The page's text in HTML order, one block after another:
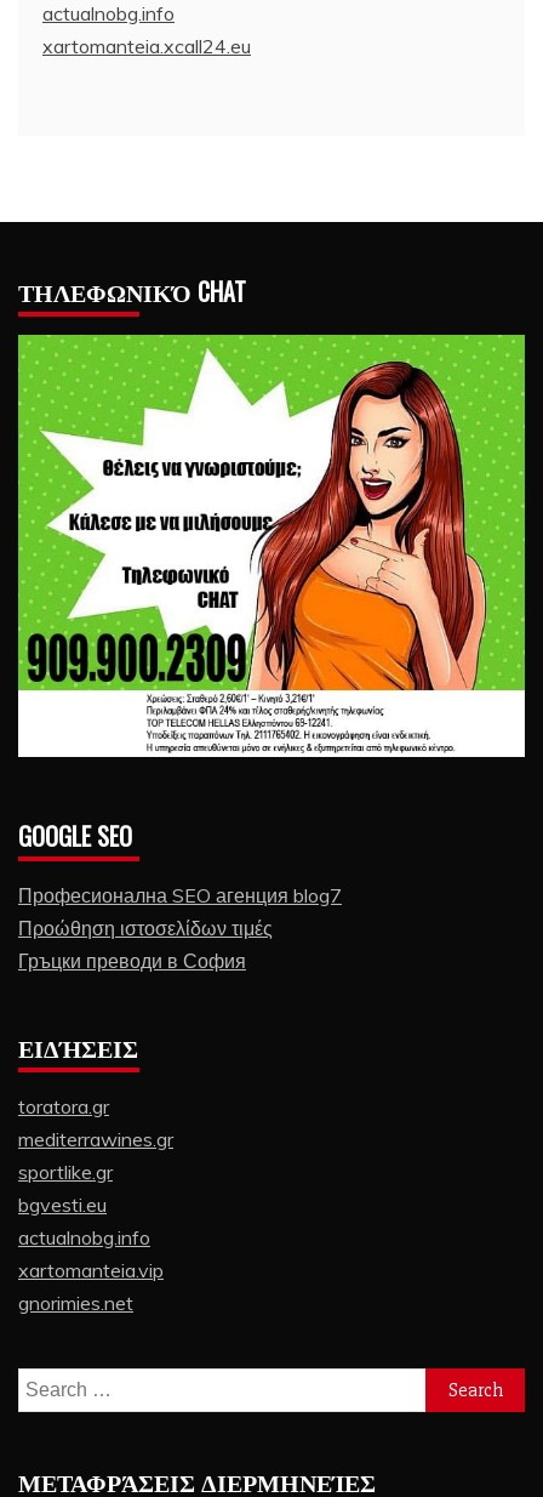
actualnobg.info
xartomanteia.xcall24.eu
ΤΗΛΕΦΩΝΙΚΌ CHAT
GOOGLE SEO
Професионална SEO агенция blog7
Προώθηση ιστοσελίδων τιμές
Гръцки преводи в София
ΕΙΔΉΣΕΙΣ
toratora.gr
mediterrawines.gr
sportlike.gr
bgvesti.eu
actualnobg.info
xartomanteia.vip
gnorimies.net
Search
for:
ΜΕΤΑΦΡΆΣΕΙΣ ΔΙΕΡΜΗΝΕΊΕΣ